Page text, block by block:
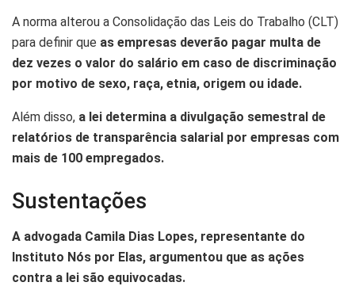
A norma alterou a Consolidação das Leis do Trabalho (CLT)
para definir que as empresas deverão pagar multa de
dez vezes o valor do salário em caso de discriminação
por motivo de sexo, raça, etnia, origem ou idade.
Além disso, a lei determina a divulgação semestral de
relatórios de transparência salarial por empresas com
mais de 100 empregados.
Sustentações
A advogada Camila Dias Lopes, representante do
Instituto Nós por Elas, argumentou que as ações
contra a lei são equivocadas.